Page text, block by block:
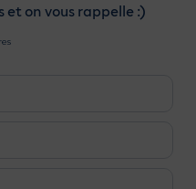
et on vous rappelle :)